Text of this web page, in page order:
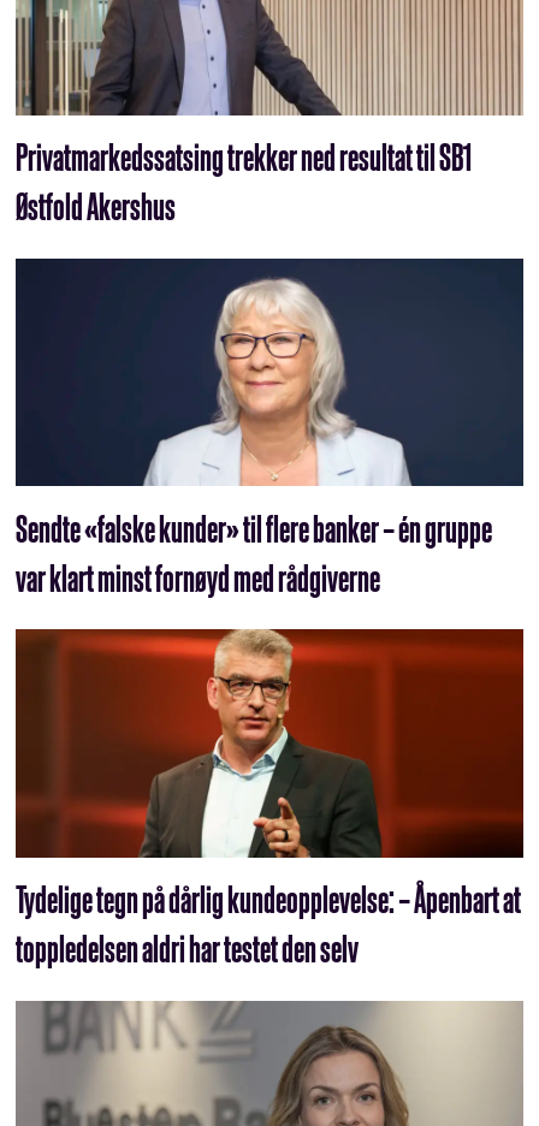
Privatmarkedssatsing trekker ned resultat til SB1
Østfold Akershus
Sendte «falske kunder» til flere banker – én gruppe
var klart minst fornøyd med rådgiverne
Tydelige tegn på dårlig kunde­opplevelse: – Åpenbart at
topp­ledelsen aldri har testet den selv